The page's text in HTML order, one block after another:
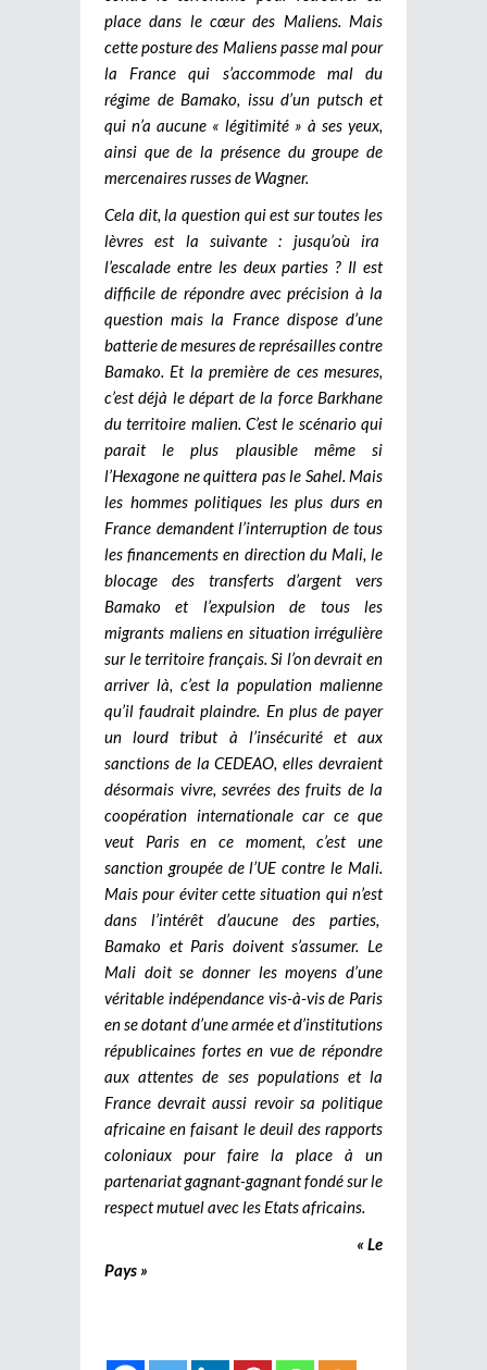
place dans le cœur des Maliens. Mais
cette posture des Maliens passe mal pour
la France qui s’accommode mal du
régime de Bamako, issu d’un putsch et
qui n’a aucune « légitimité » à ses yeux,
ainsi que de la présence du groupe de
mercenaires russes de Wagner.
Cela dit, la question qui est sur toutes les
lèvres est la suivante : jusqu’où ira
l’escalade entre les deux parties ? Il est
difficile de répondre avec précision à la
question mais la France dispose d’une
batterie de mesures de représailles contre
Bamako. Et la première de ces mesures,
c’est déjà le départ de la force Barkhane
du territoire malien. C’est le scénario qui
parait le plus plausible même si
l’Hexagone ne quittera pas le Sahel. Mais
les hommes politiques les plus durs en
France demandent l’interruption de tous
les financements en direction du Mali, le
blocage des transferts d’argent vers
Bamako et l’expulsion de tous les
migrants maliens en situation irrégulière
sur le territoire français. Si l’on devrait en
arriver là, c’est la population malienne
qu’il faudrait plaindre. En plus de payer
un lourd tribut à l’insécurité et aux
sanctions de la CEDEAO, elles devraient
désormais vivre, sevrées des fruits de la
coopération internationale car ce que
veut Paris en ce moment, c’est une
sanction groupée de l’UE contre le Mali.
Mais pour éviter cette situation qui n’est
dans l’intérêt d’aucune des parties,
Bamako et Paris doivent s’assumer. Le
Mali doit se donner les moyens d’une
véritable indépendance vis-à-vis de Paris
en se dotant d’une armée et d’institutions
républicaines fortes en vue de répondre
aux attentes de ses populations et la
France devrait aussi revoir sa politique
africaine en faisant le deuil des rapports
coloniaux pour faire la place à un
partenariat gagnant-gagnant fondé sur le
respect mutuel avec les Etats africains.
« Le
Pays »